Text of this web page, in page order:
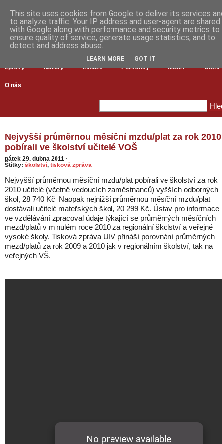
Zprávy Názory Inkluze Pozvánky MŠMT Čtení
O nás
Nejvyšší průměrnou měsíční mzdu/plat za rok 2010
pobírali ve školství učitelé VOŠ
pátek 29. dubna 2011 ·
Štítky: školství, tisková zpráva
Nejvyšší průměrnou měsíční mzdu/plat pobírali ve školství za rok
2010 učitelé (včetně vedoucích zaměstnanců) vyšších odborných
škol, 28 740 Kč. Naopak nejnižší průměrnou měsíční mzdu/plat
dostávali učitelé mateřských škol, 20 299 Kč. Ústav pro informace
ve vzdělávání zpracoval údaje týkající se průměrných měsíčních
mezd/platů v minulém roce 2010 za regionální školství a veřejné
vysoké školy. Tisková zpráva UIV přináší porovnání průměrných
mezd/platů za rok 2009 a 2010 jak v regionálním školství, tak na
veřejných VŠ.
This site uses cookies from Google to deliver its services
to analyze traffic. Your IP address and user-agent are shared
with Google along with performance and security metrics to
ensure quality of service, generate usage statistics, and to
detect and address abuse.
LEARN MORE GOT IT